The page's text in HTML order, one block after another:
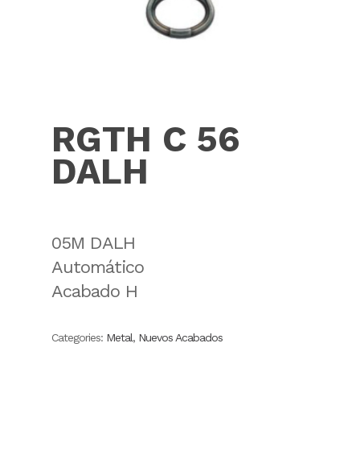
RGTH C 56
DALH
05M DALH
Automático
Acabado H
Categories: Metal, Nuevos Acabados